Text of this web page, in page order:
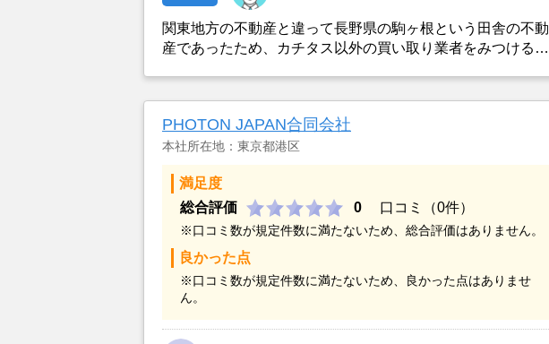
関東地方の不動産と違って長野県の駒ヶ根という田舎の不動
産であったため、カチタス以外の買い取り業者をみつけるこ
PHOTON JAPAN合同会社
本社所在地：東京都港区
満足度
総合評価
0 口コミ（0件）
※口コミ数が規定件数に満たないため、総合評価はありません。
良かった点
※口コミ数が規定件数に満たないため、良かった点はありませ
ん。